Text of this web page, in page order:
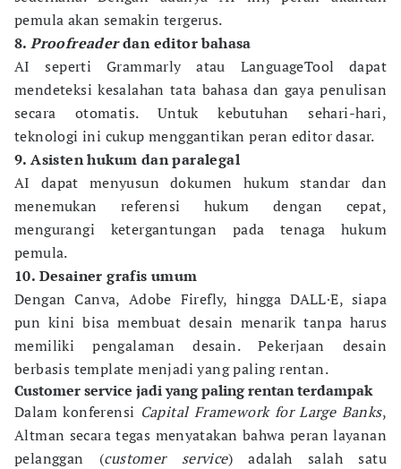
pemula akan semakin tergerus.
8.Proofreaderdan editor bahasa
AI seperti Grammarly atau LanguageTool dapat
mendeteksi kesalahan tata bahasa dan gaya penulisan
secara otomatis. Untuk kebutuhan sehari-hari,
teknologi ini cukup menggantikan peran editor dasar.
9. Asisten hukum dan paralegal
AI dapat menyusun dokumen hukum standar dan
menemukan referensi hukum dengan cepat,
mengurangi ketergantungan pada tenaga hukum
pemula.
10. Desainer grafis umum
Dengan Canva, Adobe Firefly, hingga DALL·E, siapa
pun kini bisa membuat desain menarik tanpa harus
memiliki pengalaman desain. Pekerjaan desain
berbasis template menjadi yang paling rentan.
Customer service jadi yang paling rentan terdampak
Dalam konferensi Capital Framework for Large Banks,
Altman secara tegas menyatakan bahwa peran layanan
pelanggan (customer service) adalah salah satu